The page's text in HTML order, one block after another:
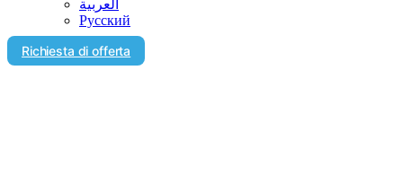
العربية‏
Русский
Richiesta di offerta